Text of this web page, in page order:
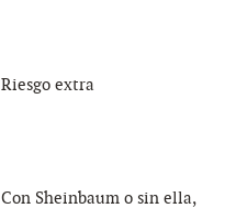
Riesgo extra
Con Sheinbaum o sin ella,